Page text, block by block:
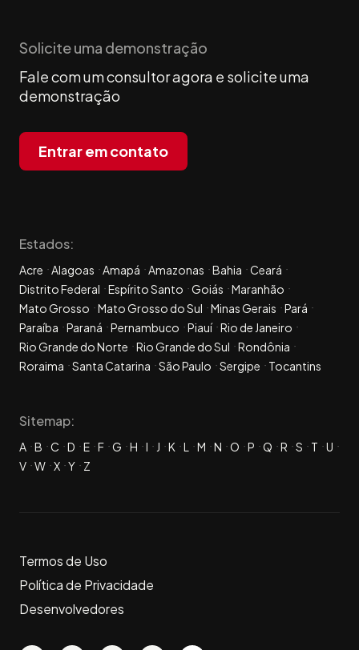
Solicite uma demonstração
Fale com um consultor agora e solicite uma
demonstração
Entrar em contato
Estados:
Acre Alagoas Amapá Amazonas Bahia
Ceará
Distrito Federal
Espírito Santo Goiás
Maranhão
Mato Grosso
Mato Grosso do Sul Minas Gerais
Pará
Paraíba
Paraná Pernambuco Piauí Rio de Janeiro
Rio Grande do Norte
Rio Grande do Sul
Rondônia
Roraima
Santa Catarina São Paulo Sergipe Tocantins
Sitemap:
A B C D E F G H I J K L M N O P Q R S T
U
V W X Y Z
Termos de Uso
Política de Privacidade
Desenvolvedores